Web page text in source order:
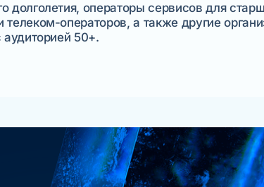
долголетия, операторы сервисов для
операторов, а также другие
аудиторией 50+.